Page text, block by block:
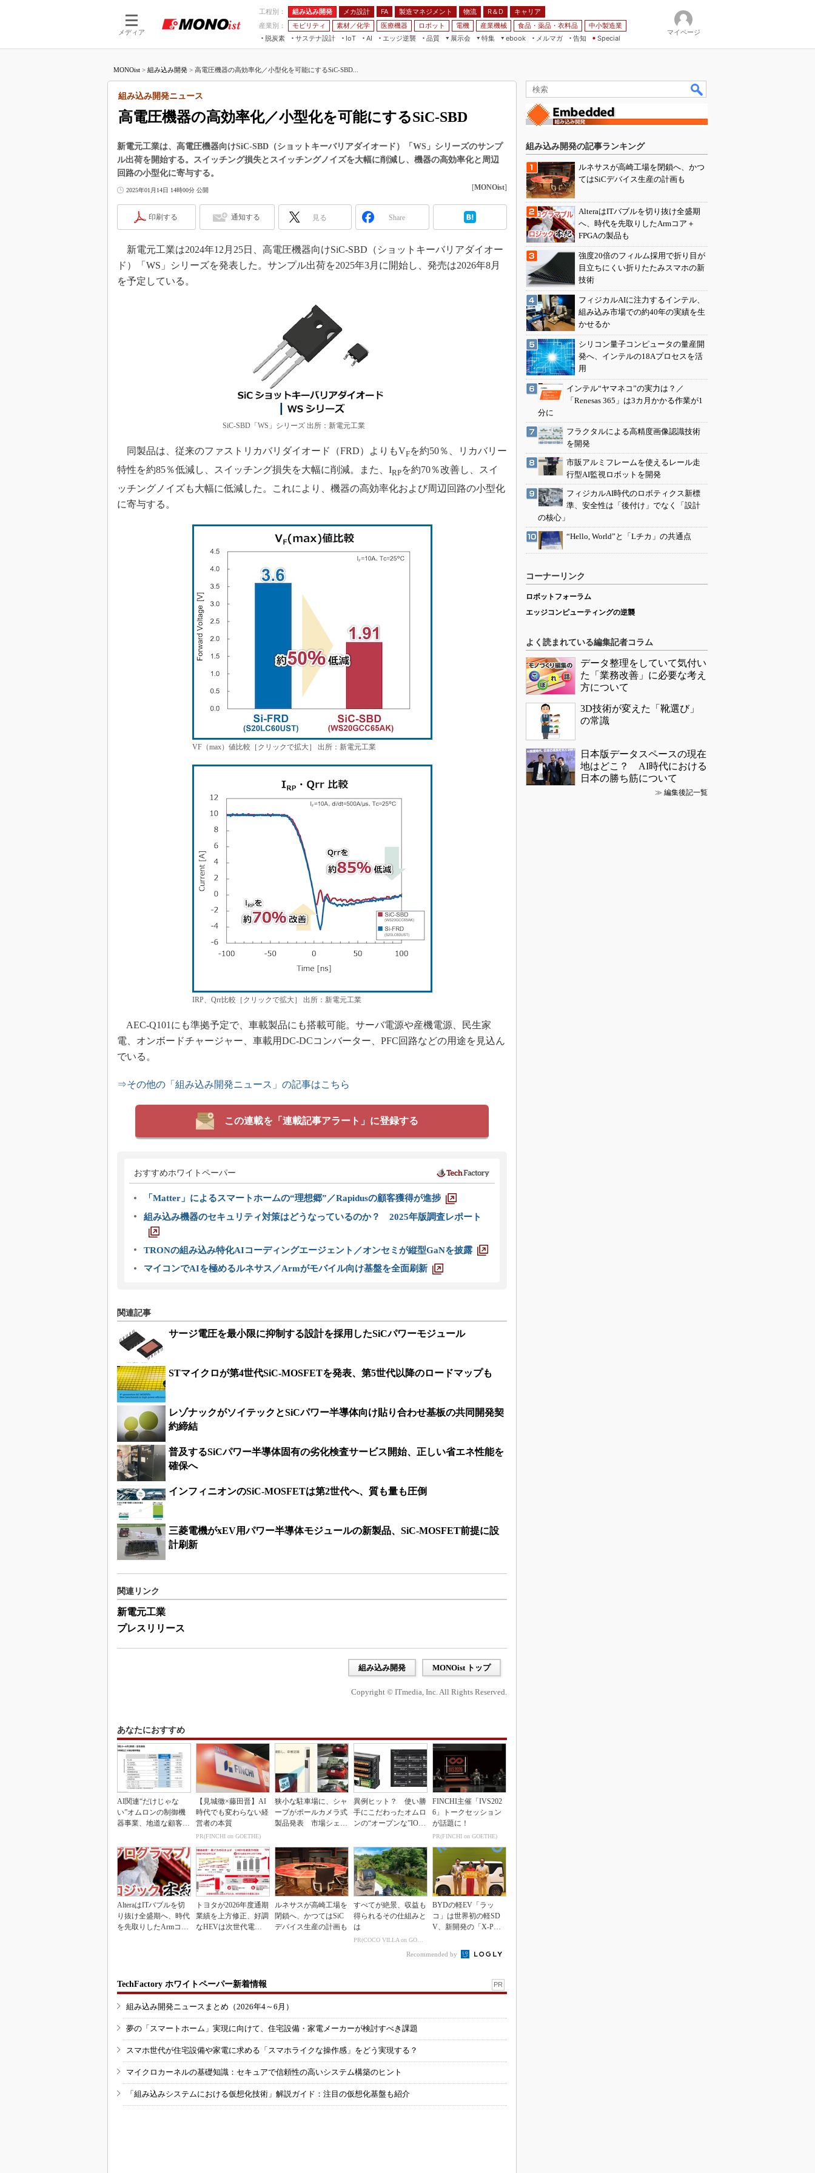
メディア
工程別： 組み込み開発 メカ設計 FA 製造マネジメント 物流 R＆D
キャリア
産業別：
モビリティ 素材／化学 医療機器 ロボット 電機 産業機械 食品・薬品・衣料品
中小製造業
脱炭素
サステナ設計
IoT
つながる工場
AI
AI×設備保全
エッジ逆襲 品質
展示会
JIMTOF
IIFES
ジャパンモビリティショー
スマート工場EXPO
EdgeTech+
日本ものづくりワールド
AUTOMOTIVE WORLD
特集
VR／AR
フィールドサービス
FPGA
組み込み画像技術
車載ソフト開発
無償設計ツール
イノベーション
知財マネジメント
グローバル設計・開発
制御セキュリティ
ebook
FA
モビリティ
素材／化学
メルマガ
告知 Special
マイページ
MONOist > 組み込み開発 > 高電圧機器の高効率化／小型化を可能にするSiC-SBD...
高電圧機器の高効率化／小型化を可能にするSiC-SBD
組み込み開発ニュース
新電元工業は、高電圧機器向けSiC-SBD（ショットキーバリアダイオード）「WS」シリーズのサンプ
ル出荷を開始する。スイッチング損失とスイッチングノイズを大幅に削減し、機器の高効率化と周辺
回路の小型化に寄与する。
2025年01月14日 14時00分 公開 [MONOist]
印刷する 通知する 見る Share
新電元工業は2024年12月25日、高電圧機器向けSiC-SBD（ショットキーバリアダイオー
ド）「WS」シリーズを発表した。サンプル出荷を2025年3月に開始し、発売は2026年8月
を予定している。
SiC-SBD「WS」シリーズ 出所：新電元工業
同製品は、従来のファストリカバリダイオード（FRD）よりもVFを約50％、リカバリー
特性を約85％低減し、スイッチング損失を大幅に削減。また、IRPを約70％改善し、スイ
ッチングノイズも大幅に低減した。これにより、機器の高効率化および周辺回路の小型化
に寄与する。
VF（max）値比較［クリックで拡大］ 出所：新電元工業
IRP、Qrr比較［クリックで拡大］ 出所：新電元工業
AEC-Q101にも準拠予定で、車載製品にも搭載可能。サーバ電源や産機電源、民生家
電、オンボードチャージャー、車載用DC-DCコンバーター、PFC回路などの用途を見込ん
でいる。
⇒その他の「組み込み開発ニュース」の記事はこちら
この連載を「連載記事アラート」に登録する
おすすめホワイトペーパー
「Matter」によるスマートホームの“理想郷”／Rapidusの顧客獲得が進捗
組み込み機器のセキュリティ対策はどうなっているのか？ 2025年版調査レポート
TRONの組み込み特化AIコーディングエージェント／オンセミが縦型GaNを披露
マイコンでAIを極めるルネサス／Armがモバイル向け基盤を全面刷新
関連記事
サージ電圧を最小限に抑制する設計を採用したSiCパワーモジュール
STマイクロが第4世代SiC-MOSFETを発表、第5世代以降のロードマップも
レゾナックがソイテックとSiCパワー半導体向け貼り合わせ基板の共同開発契
約締結
普及するSiCパワー半導体固有の劣化検査サービス開始、正しい省エネ性能を
確保へ
インフィニオンのSiC-MOSFETは第2世代へ、質も量も圧倒
三菱電機がxEV用パワー半導体モジュールの新製品、SiC-MOSFET前提に設
計刷新
関連リンク
新電元工業
プレスリリース
組み込み開発 MONOist トップ
Copyright © ITmedia, Inc. All Rights Reserved.
あなたにおすすめ
AI関連“だけじゃな
い”オムロンの制御機
器事業、地道な顧客基
【見城徹×藤田晋】AI
時代でも変わらない経
営者の本質
PR(FINCHI on GOETHE)
狭小な駐車場に、シャ
ープがポールカメラ式
製品発表 市場シェア
異例ヒット？ 使い勝
手にこだわったオムロ
ンの“オープンな”IO-L
FINCHI主催「IVS202
6」トークセッション
が話題に！
PR(FINCHI on GOETHE)
AlteraはITバブルを切
り抜け全盛期へ、時代
を先取りしたArmコア
トヨタが2026年度通期
業績を上方修正、好調
なHEVは次世代電池
ルネサスが高崎工場を
閉鎖へ、かつてはSiC
デバイス生産の計画も
すべてが絶景、収益も
得られるその仕組みと
は
BYDの軽EV「ラッ
コ」は世界初の軽SD
V、新開発の「X-PAC
Recommended by
TechFactory ホワイトペーパー新着情報 PR
組み込み開発ニュースまとめ（2026年4～6月）
夢の「スマートホーム」実現に向けて、住宅設備・家電メーカーが検討すべき課題
スマホ世代が住宅設備や家電に求める「スマホライクな操作感」をどう実現する？
マイクロカーネルの基礎知識：セキュアで信頼性の高いシステム構築のヒント
「組み込みシステムにおける仮想化技術」解説ガイド：注目の仮想化基盤も紹介
組み込み開発の記事ランキング
ルネサスが高崎工場を閉鎖へ、かつ
てはSiCデバイス生産の計画も
AlteraはITバブルを切り抜け全盛期
へ、時代を先取りしたArmコア＋
FPGAの製品も
強度20倍のフィルム採用で折り目が
目立ちにくい折りたたみスマホの新
技術
フィジカルAIに注力するインテル、
組み込み市場での約40年の実績を生
かせるか
シリコン量子コンピュータの量産開
発へ、インテルの18Aプロセスを活
用
インテル“ヤマネコ”の実力は？／
「Renesas 365」は3カ月かかる作業が1
分に
フラクタルによる高精度画像認識技術
を開発
市販アルミフレームを使えるレール走
行型AI監視ロボットを開発
フィジカルAI時代のロボティクス新標
準、安全性は「後付け」でなく「設計
の核心」
“Hello, World”と「Lチカ」の共通点
コーナーリンク
ロボットフォーラム
エッジコンピューティングの逆襲
よく読まれている編集記者コラム
データ整理をしていて気付い
た「業務改善」に必要な考え
方について
3D技術が変えた「靴選び」
の常識
日本版データスペースの現在
地はどこ？ AI時代における
日本の勝ち筋について
≫ 編集後記一覧